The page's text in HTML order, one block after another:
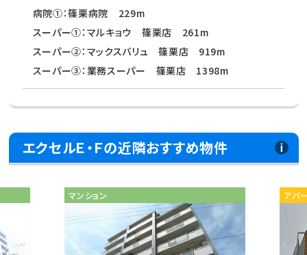
病院①：篠栗病院 229m
スーパー①：マルキョウ 篠栗店 261m
スーパー②：マックスバリュ 篠栗店 919m
スーパー③：業務スーパー 篠栗店 1398m
エクセルＥ・Ｆの近隣おすすめ物件
マンション アパ